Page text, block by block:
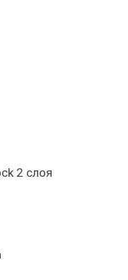
2 слоя